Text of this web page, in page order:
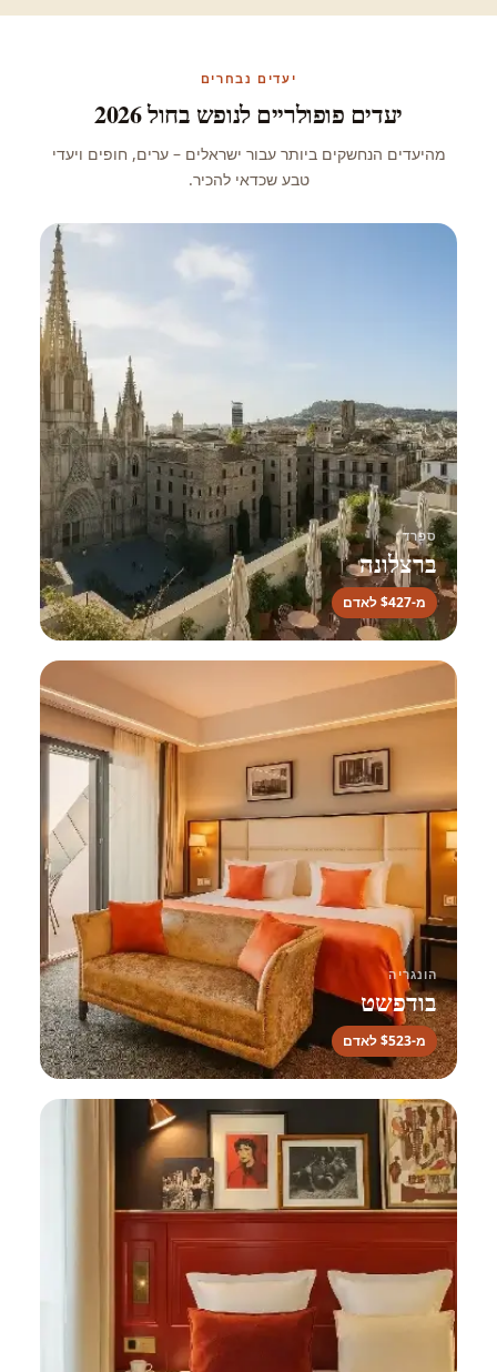
יעדים נבחרים
יעדים פופולריים לנופש בחול 2026
מהיעדים הנחשקים ביותר עבור ישראלים – ערים, חופים ויעדי
טבע שכדאי להכיר.
ספרד
ברצלונה
מ-$427 לאדם
הונגריה
בודפשט
מ-$523 לאדם